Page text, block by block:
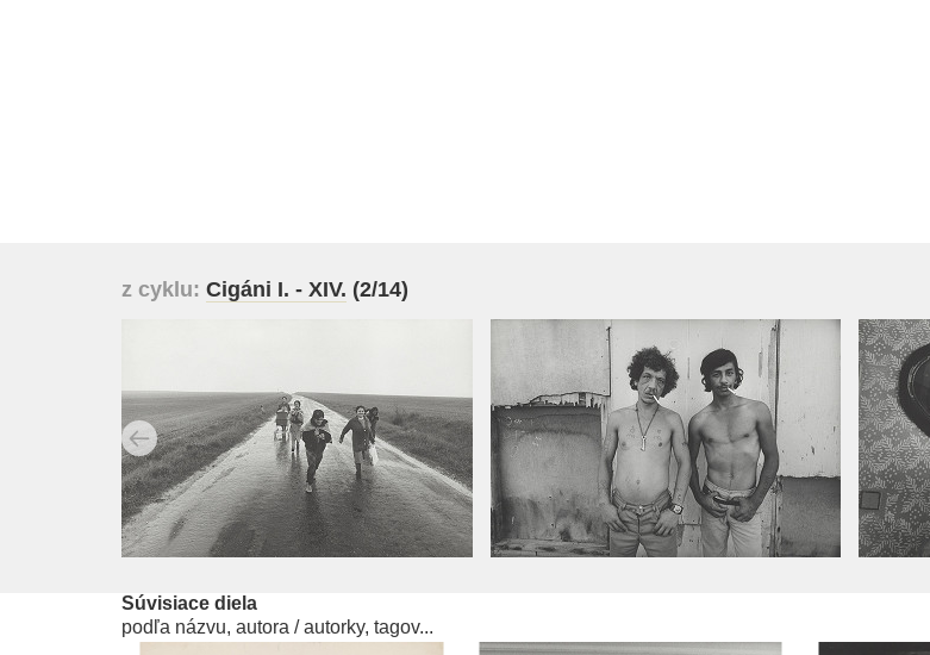
z cyklu: Cigáni I. - XIV. (2/14)
Súvisiace diela
podľa názvu, autora / autorky, tagov...